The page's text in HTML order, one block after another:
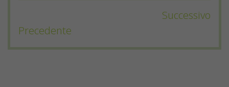
Successivo
Precedente